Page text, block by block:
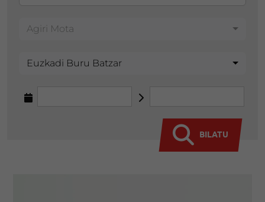
Agiri Mota
Euzkadi Buru Batzar
BILATU